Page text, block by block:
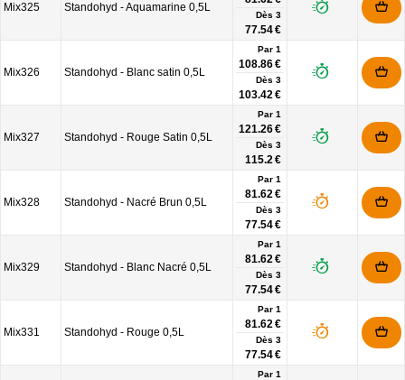
Mix325 Standohyd - Aquamarine 0,5L
Dès 3
77.54 €
Mix326 Standohyd - Blanc satin 0,5L
Par 1
108.86 €
Dès 3
103.42 €
Mix327 Standohyd - Rouge Satin 0,5L
Par 1
121.26 €
Dès 3
115.2 €
Mix328 Standohyd - Nacré Brun 0,5L
Par 1
81.62 €
Dès 3
77.54 €
Mix329 Standohyd - Blanc Nacré 0,5L
Par 1
81.62 €
Dès 3
77.54 €
Mix331 Standohyd - Rouge 0,5L
Par 1
81.62 €
Dès 3
77.54 €
Par 1